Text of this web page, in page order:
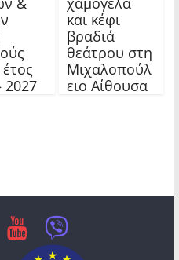
2027
και κέφι
βραδιά
θεάτρου στη
Μιχαλοπούλ
ειο Αίθουσα